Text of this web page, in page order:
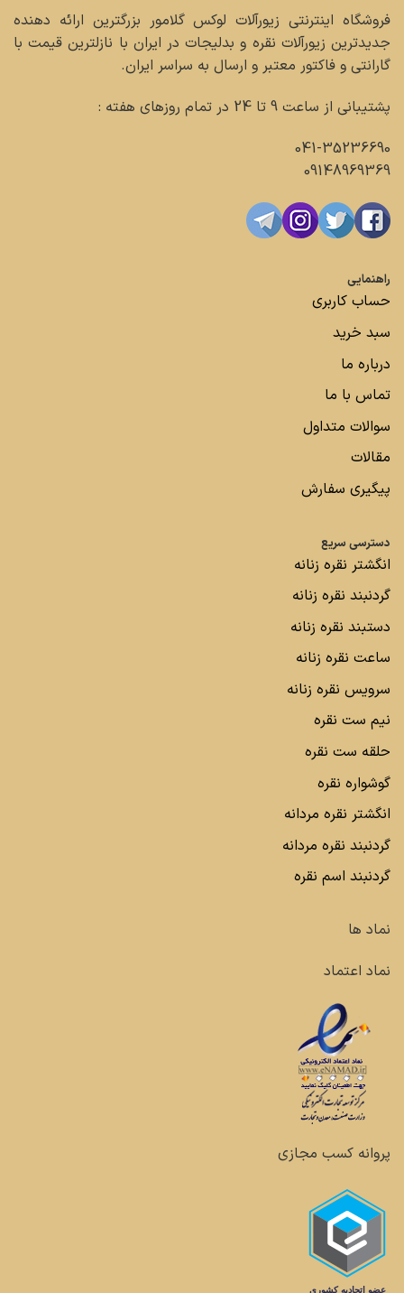
فروشگاه اینترنتی زیورآلات لوکس گلامور بزرگترین ارائه دهنده
جدیدترین زیورآلات نقره و بدلیجات در ایران با نازلترین قیمت با
گارانتی و فاکتور معتبر و ارسال به سراسر ایران.
پشتیبانی از ساعت 9 تا 24 در تمام روزهای هفته :
041-35236690
09148969369
راهنمایی
حساب کاربری
سبد خرید
درباره ما
تماس با ما
سوالات متداول
مقالات
پیگیری سفارش
دسترسی سریع
انگشتر نقره زنانه
گردنبند نقره زنانه
دستبند نقره زنانه
ساعت نقره زنانه
سرویس نقره زنانه
نیم ست نقره
حلقه ست نقره
گوشواره نقره
انگشتر نقره مردانه
گردنبند نقره مردانه
گردنبند اسم نقره
نماد ها
نماد اعتماد
پروانه کسب مجازی